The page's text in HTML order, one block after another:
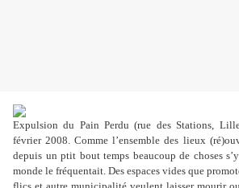
Expulsion du Pain Perdu (rue des Stations,
février 2008. Comme l’ensemble des lieux
depuis un ptit bout temps beaucoup de choses
monde le fréquentait. Des espaces vides que